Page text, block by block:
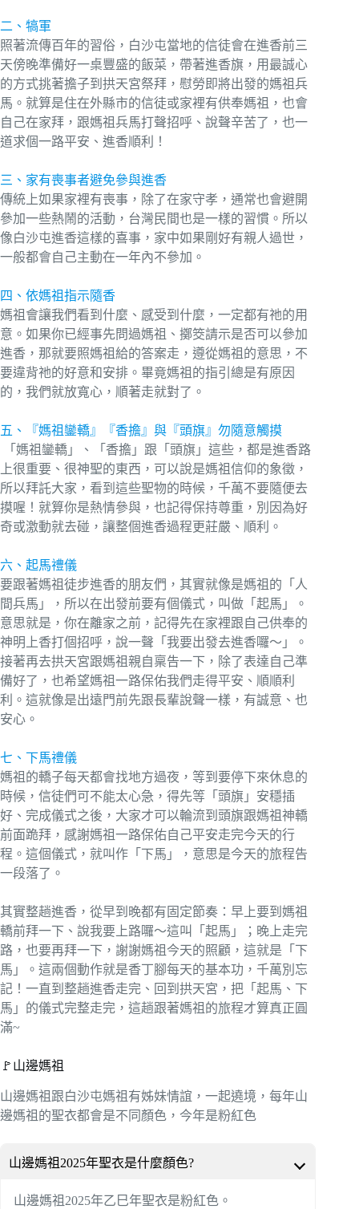
二、犒軍
照著流傳百年的習俗，白沙屯當地的信徒會在進香前三
天傍晚準備好一桌豐盛的飯菜，帶著進香旗，用最誠心
的方式挑著擔子到拱天宮祭拜，慰勞即將出發的媽祖兵
馬。就算是住在外縣市的信徒或家裡有供奉媽祖，也會
自己在家拜，跟媽祖兵馬打聲招呼、說聲辛苦了，也一
道求個一路平安、進香順利！
三、家有喪事者避免參與進香
傳統上如果家裡有喪事，除了在家守孝，通常也會避開
參加一些熱鬧的活動，台灣民間也是一樣的習慣。所以
像白沙屯進香這樣的喜事，家中如果剛好有親人過世，
一般都會自己主動在一年內不參加。
四、依媽祖指示隨香
媽祖會讓我們看到什麼、感受到什麼，一定都有祂的用
意。如果你已經事先問過媽祖、擲筊請示是否可以參加
進香，那就要照媽祖給的答案走，遵從媽祖的意思，不
要違背祂的好意和安排。畢竟媽祖的指引總是有原因
的，我們就放寬心，順著走就對了。
五、『媽祖鑾轎』『香擔』與『頭旗』勿隨意觸摸
「媽祖鑾轎」、「香擔」跟「頭旗」這些，都是進香路
上很重要、很神聖的東西，可以說是媽祖信仰的象徵，
所以拜託大家，看到這些聖物的時候，千萬不要隨便去
摸喔！就算你是熱情參與，也記得保持尊重，別因為好
奇或激動就去碰，讓整個進香過程更莊嚴、順利。
六、起馬禮儀
要跟著媽祖徒步進香的朋友們，其實就像是媽祖的「人
間兵馬」，所以在出發前要有個儀式，叫做「起馬」。
意思就是，你在離家之前，記得先在家裡跟自己供奉的
神明上香打個招呼，說一聲「我要出發去進香囉～」。
接著再去拱天宮跟媽祖親自稟告一下，除了表達自己準
備好了，也希望媽祖一路保佑我們走得平安、順順利
利。這就像是出遠門前先跟長輩說聲一樣，有誠意、也
安心。
七、下馬禮儀
媽祖的轎子每天都會找地方過夜，等到要停下來休息的
時候，信徒們可不能太心急，得先等「頭旗」安穩插
好、完成儀式之後，大家才可以輪流到頭旗跟媽祖神轎
前面跪拜，感謝媽祖一路保佑自己平安走完今天的行
程。這個儀式，就叫作「下馬」，意思是今天的旅程告
一段落了。
其實整趟進香，從早到晚都有固定節奏：早上要到媽祖
轎前拜一下、說我要上路囉～這叫「起馬」；晚上走完
路，也要再拜一下，謝謝媽祖今天的照顧，這就是「下
馬」。這兩個動作就是香丁腳每天的基本功，千萬別忘
記！一直到整趟進香走完、回到拱天宮，把「起馬、下
馬」的儀式完整走完，這趟跟著媽祖的旅程才算真正圓
滿~
🚩山邊媽祖
山邊媽祖跟白沙屯媽祖有姊妹情誼，一起遶境，每年山
邊媽祖的聖衣都會是不同顏色，今年是粉紅色
山邊媽祖2025年聖衣是什麼顏色?
山邊媽祖2025年乙巳年聖衣是粉紅色。